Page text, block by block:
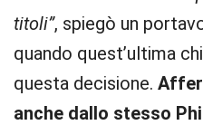
titoli”, spiegò un
quando quest’ultima
questa decisione.
anche dallo stesso